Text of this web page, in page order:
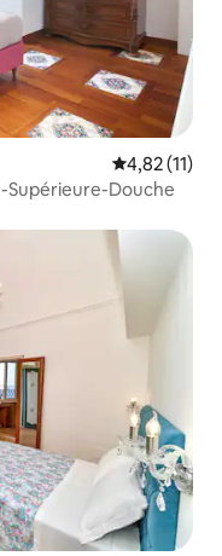
Évaluation
4,82 (11)
Supérieure-Douche